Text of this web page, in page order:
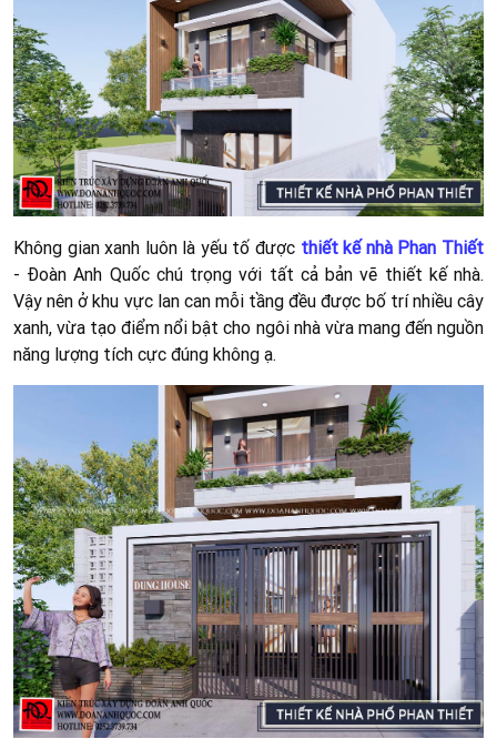
Không gian xanh luôn là yếu tố được thiết kế nhà Phan Thiết
- Đoàn Anh Quốc chú trọng với tất cả bản vẽ thiết kế nhà.
Vậy nên ở khu vực lan can mỗi tầng đều được bố trí nhiều cây
xanh, vừa tạo điểm nổi bật cho ngôi nhà vừa mang đến nguồn
năng lượng tích cực đúng không ạ.